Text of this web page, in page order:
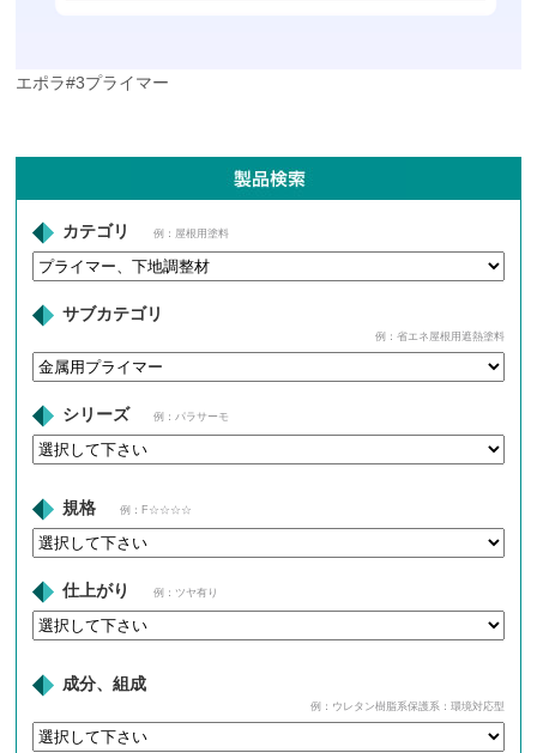
エポラ#3プライマー
カテゴリ 例：屋根用塗料
サブカテゴリ
例：省エネ屋根用遮熱塗料
シリーズ 例：パラサーモ
規格 例：F☆☆☆☆
仕上がり 例：ツヤ有り
成分、組成
例：ウレタン樹脂系保護系：環境対応型